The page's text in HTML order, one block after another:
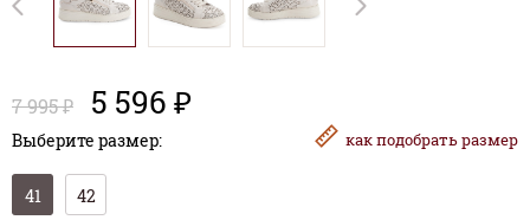
7 995 ₽ 5 596 ₽
Выберите размер: какподобрать размер
41 42